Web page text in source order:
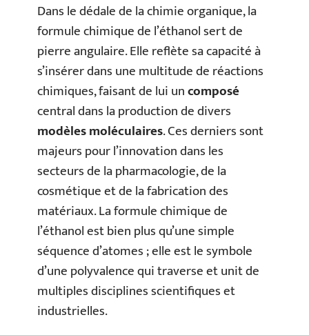
Dans le dédale de la chimie organique, la
formule chimique de l’éthanol sert de
pierre angulaire. Elle reflète sa capacité à
s’insérer dans une multitude de réactions
chimiques, faisant de lui uncomposé
central dans la production de divers
modèles moléculaires. Ces derniers sont
majeurs pour l’innovation dans les
secteurs de la pharmacologie, de la
cosmétique et de la fabrication des
matériaux. La formule chimique de
l’éthanol est bien plus qu’une simple
séquence d’atomes ; elle est le symbole
d’une polyvalence qui traverse et unit de
multiples disciplines scientifiques et
industrielles.